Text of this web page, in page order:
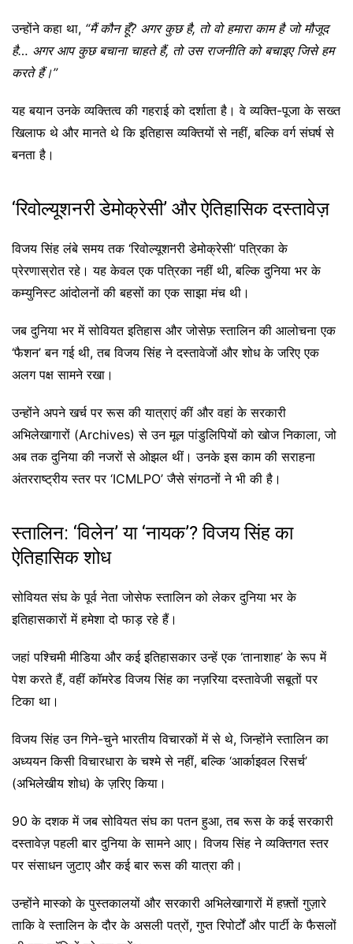
उन्होंने कहा था, “मैं कौन हूँ? अगर कुछ है, तो वो हमारा काम है जो मौजूद
है… अगर आप कुछ बचाना चाहते हैं, तो उस राजनीति को बचाइए जिसे हम
करते हैं।”
यह बयान उनके व्यक्तित्व की गहराई को दर्शाता है। वे व्यक्ति-पूजा के सख्त
खिलाफ थे और मानते थे कि इतिहास व्यक्तियों से नहीं, बल्कि वर्ग संघर्ष से
बनता है।
‘रिवोल्यूशनरी डेमोक्रेसी’ और ऐतिहासिक दस्तावेज़
विजय सिंह लंबे समय तक ‘रिवोल्यूशनरी डेमोक्रेसी’ पत्रिका के
प्रेरणास्रोत रहे। यह केवल एक पत्रिका नहीं थी, बल्कि दुनिया भर के
कम्युनिस्ट आंदोलनों की बहसों का एक साझा मंच थी।
जब दुनिया भर में सोवियत इतिहास और जोसेफ़ स्तालिन की आलोचना एक
‘फैशन’ बन गई थी, तब विजय सिंह ने दस्तावेजों और शोध के जरिए एक
अलग पक्ष सामने रखा।
उन्होंने अपने खर्च पर रूस की यात्राएं कीं और वहां के सरकारी
अभिलेखागारों (Archives) से उन मूल पांडुलिपियों को खोज निकाला, जो
अब तक दुनिया की नजरों से ओझल थीं। उनके इस काम की सराहना
अंतरराष्ट्रीय स्तर पर ‘ICMLPO’ जैसे संगठनों ने भी की है।
स्तालिन: ‘विलेन’ या ‘नायक’? विजय सिंह का
ऐतिहासिक शोध
सोवियत संघ के पूर्व नेता जोसेफ स्तालिन को लेकर दुनिया भर के
इतिहासकारों में हमेशा दो फाड़ रहे हैं।
जहां पश्चिमी मीडिया और कई इतिहासकार उन्हें एक ‘तानाशाह’ के रूप में
पेश करते हैं, वहीं कॉमरेड विजय सिंह का नज़रिया दस्तावेजी सबूतों पर
टिका था।
विजय सिंह उन गिने-चुने भारतीय विचारकों में से थे, जिन्होंने स्तालिन का
अध्ययन किसी विचारधारा के चश्मे से नहीं, बल्कि ‘आर्काइवल रिसर्च’
(अभिलेखीय शोध) के ज़रिए किया।
90 के दशक में जब सोवियत संघ का पतन हुआ, तब रूस के कई सरकारी
दस्तावेज़ पहली बार दुनिया के सामने आए। विजय सिंह ने व्यक्तिगत स्तर
पर संसाधन जुटाए और कई बार रूस की यात्रा की।
उन्होंने मास्को के पुस्तकालयों और सरकारी अभिलेखागारों में हफ़्तों गुज़ारे
ताकि वे स्तालिन के दौर के असली पत्रों, गुप्त रिपोर्टों और पार्टी के फैसलों